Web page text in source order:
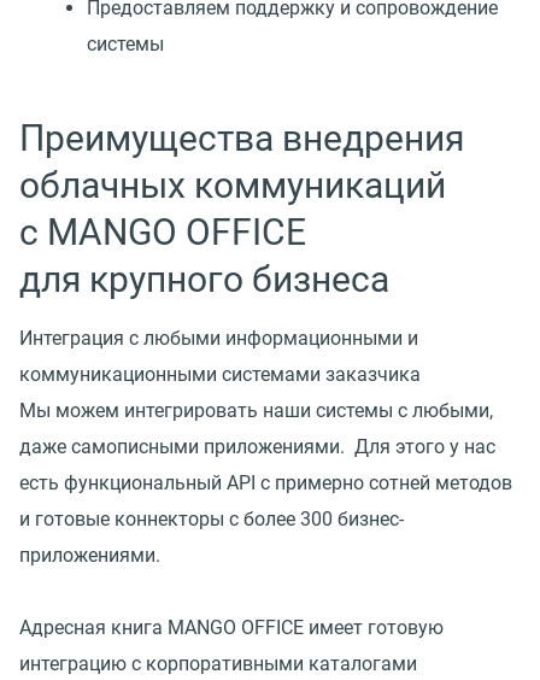
Предоставляем поддержку и сопровождение
системы
Преимущества внедрения
облачных коммуникаций
с MANGO OFFICE
для крупного бизнеса
Интеграция с любыми информационными и
коммуникационными системами заказчика
Мы можем интегрировать наши системы с любыми,
даже самописными приложениями. Для этого у нас
есть функциональный API с примерно сотней методов
и готовые коннекторы с более 300 бизнес-
приложениями.
Адресная книга MANGO OFFICE имеет готовую
интеграцию с корпоративными каталогами